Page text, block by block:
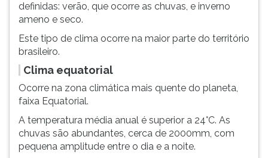
definidas: verão, que ocorre as chuvas, e inverno
ameno e seco.
Este tipo de clima ocorre na maior parte do território
brasileiro.
Clima equatorial
Ocorre na zona climática mais quente do planeta,
faixa Equatorial.
A temperatura média anual é superior a 24°C. As
chuvas são abundantes, cerca de 2000mm, com
pequena amplitude entre o dia e a noite.